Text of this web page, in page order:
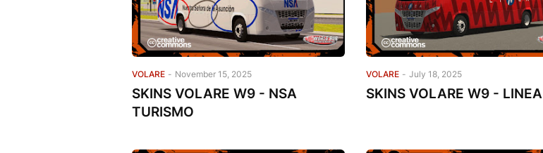
VOLARE - November 15, 2025
SKINS VOLARE W9 - NSA
TURISMO
VOLARE - July 18, 2025
SKINS VOLARE W9 - LINEA